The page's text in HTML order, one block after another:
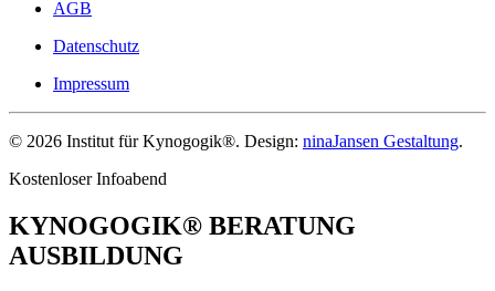
AGB
Datenschutz
Impressum
© 2026 Institut für Kynogogik®. Design: ninaJansen Gestaltung.
Kostenloser Infoabend
KYNOGOGIK® BERATUNG
AUSBILDUNG